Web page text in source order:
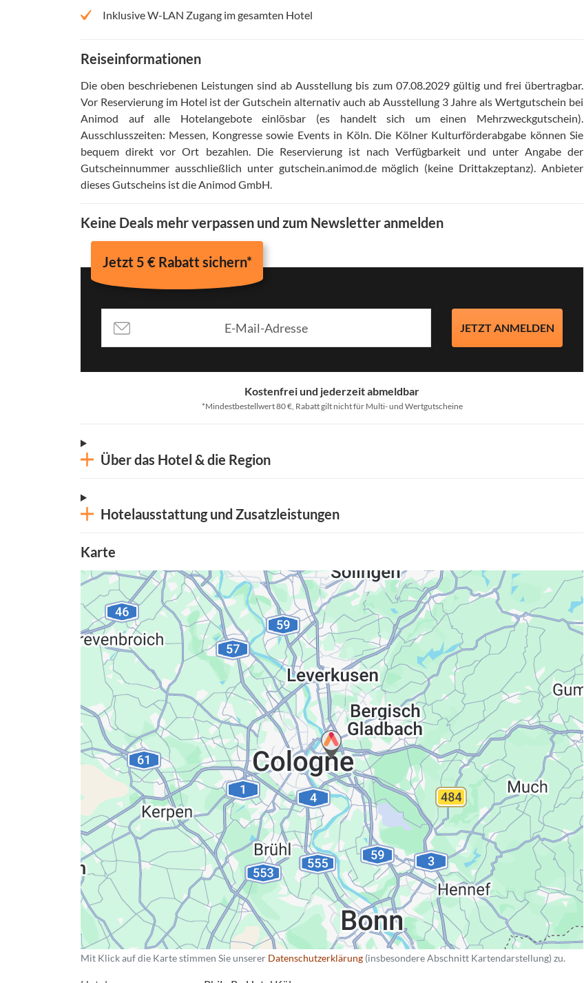
Inklusive W-LAN Zugang im gesamten Hotel
Reiseinformationen
Die oben beschriebenen Leistungen sind ab Ausstellung bis zum 07.08.2029 gültig und frei übertragbar.
Vor Reservierung im Hotel ist der Gutschein alternativ auch ab Ausstellung 3 Jahre als Wertgutschein bei
Animod auf alle Hotelangebote einlösbar (es handelt sich um einen Mehrzweckgutschein).
Ausschlusszeiten: Messen, Kongresse sowie Events in Köln. Die Kölner Kulturförderabgabe können Sie
bequem direkt vor Ort bezahlen. Die Reservierung ist nach Verfügbarkeit und unter Angabe der
Gutscheinnummer ausschließlich unter gutschein.animod.de möglich (keine Drittakzeptanz).Anbieter
dieses Gutscheins ist die Animod GmbH.
Keine Deals mehr verpassen und zum Newsletter anmelden
Jetzt 5 € Rabatt sichern*
JETZT ANMELDEN
Kostenfrei und jederzeit abmeldbar
*Mindestbestellwert 80 €, Rabatt gilt nicht für Multi- und Wertgutscheine
Über das Hotel & die Region
Hotelausstattung und Zusatzleistungen
Karte
Datenschutzerklärung
Mit Klick auf die Karte stimmen Sie unserer Datenschutzerklärung (insbesondere Abschnitt Kartendarstellung) zu.